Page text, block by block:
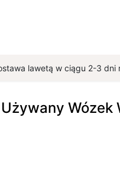
lawetą w ciągu 2-3 dni
Wózek